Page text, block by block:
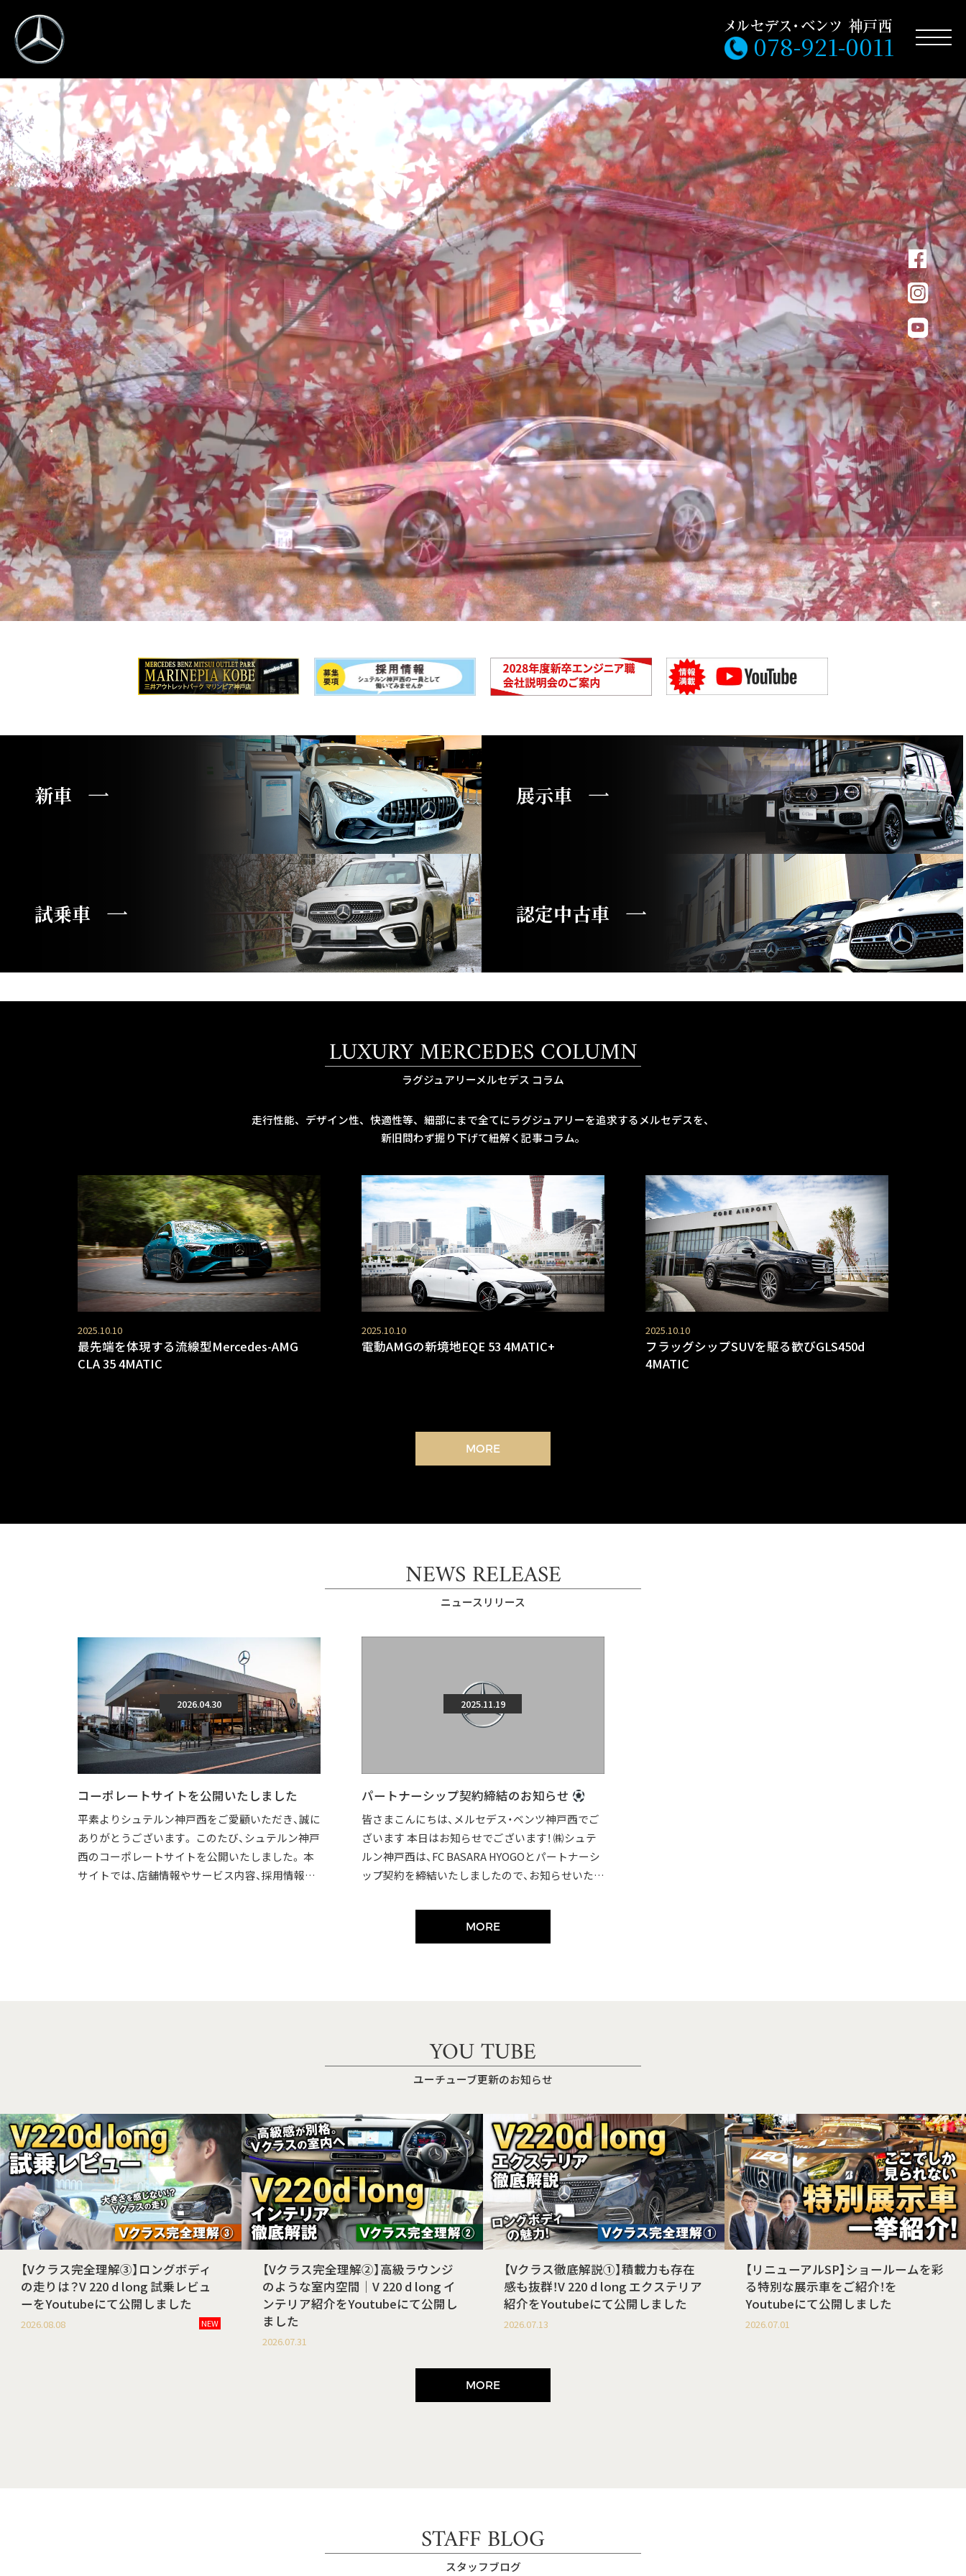
078-921-0011
新車 展示車
試乗車 認定中古車
LUXURY MERCEDES COLUMN
ラグジュアリーメルセデス コラム
走行性能、デザイン性、快適性等、細部にまで全てにラグジュアリーを追求するメルセデスを、
新旧問わず掘り下げて紐解く記事コラム。
2025.10.10
最先端を体現する流線型Mercedes-AMG
CLA 35 4MATIC
2025.10.10
電動AMGの新境地EQE 53 4MATIC+
2025.10.10
フラッグシップSUVを駆る歓びGLS450d
4MATIC
MORE
NEWS RELEASE
ニュースリリース
2026.04.30
コーポレートサイトを公開いたしました
平素よりシュテルン神戸西をご愛顧いただき、誠に
ありがとうございます。 このたび、シュテルン神戸
西のコーポレートサイトを公開いたしました。 本
サイトでは、店舗情報やサービス内容、採用情報な
2025.11.19
パートナーシップ契約締結のお知らせ
皆さまこんにちは、メルセデス・ベンツ神戸西でご
ざいます 本日はお知らせでございます！ ㈱シュテ
ルン神戸西は、FC BASARA HYOGOとパートナーシ
ップ契約を締結いたしましたので、お知らせいたし
MORE
YOU TUBE
ユーチューブ更新のお知らせ
【Vクラス完全理解③】ロングボディ
の走りは？V 220 d long 試乗レビュ
ーをYoutubeにて公開しました
2026.08.08 NEW
【Vクラス完全理解②】高級ラウンジ
のような室内空間｜V 220 d long イ
ンテリア紹介をYoutubeにて公開し
ました
2026.07.31
【Vクラス徹底解説①】積載力も存在
感も抜群！V 220 d long エクステリア
紹介をYoutubeにて公開しました
2026.07.13
【リニューアルSP】ショールームを彩
る特別な展示車をご紹介！を
Youtubeにて公開しました
2026.07.01
MORE
STAFF BLOG
スタッフブログ